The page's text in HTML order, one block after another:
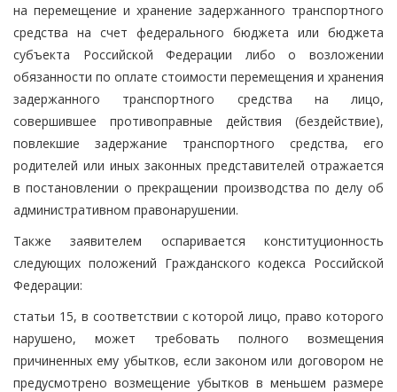
на перемещение и хранение задержанного транспортного
средства на счет федерального бюджета или бюджета
субъекта Российской Федерации либо о возложении
обязанности по оплате стоимости перемещения и хранения
задержанного транспортного средства на лицо,
совершившее противоправные действия (бездействие),
повлекшие задержание транспортного средства, его
родителей или иных законных представителей отражается
в постановлении о прекращении производства по делу об
административном правонарушении.
Также заявителем оспаривается конституционность
следующих положений Гражданского кодекса Российской
Федерации:
статьи 15, в соответствии с которой лицо, право которого
нарушено, может требовать полного возмещения
причиненных ему убытков, если законом или договором не
предусмотрено возмещение убытков в меньшем размере